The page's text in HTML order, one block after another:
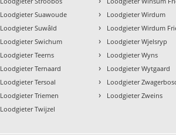
Loodgieter Suawoude
Loodgieter Suwâld
Loodgieter Swichum
Loodgieter Teerns
Loodgieter Ternaard
Loodgieter Tersoal
Loodgieter Triemen
Loodgieter Twijzel
› Loodgieter Wirdum
› Loodgieter Wirdum
› Loodgieter Wjelsryp
› Loodgieter Wyns
› Loodgieter Wytgaard
› Loodgieter
› Loodgieter Zweins